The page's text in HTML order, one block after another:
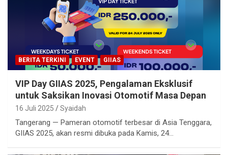
BERITA TERKINI EVENT GIIAS
VIP Day GIIAS 2025, Pengalaman Eksklusif
untuk Saksikan Inovasi Otomotif Masa Depan
16 Juli 2025 Syaidah
Tangerang — Pameran otomotif terbesar di Asia Tenggara,
GIIAS 2025, akan resmi dibuka pada Kamis, 24…